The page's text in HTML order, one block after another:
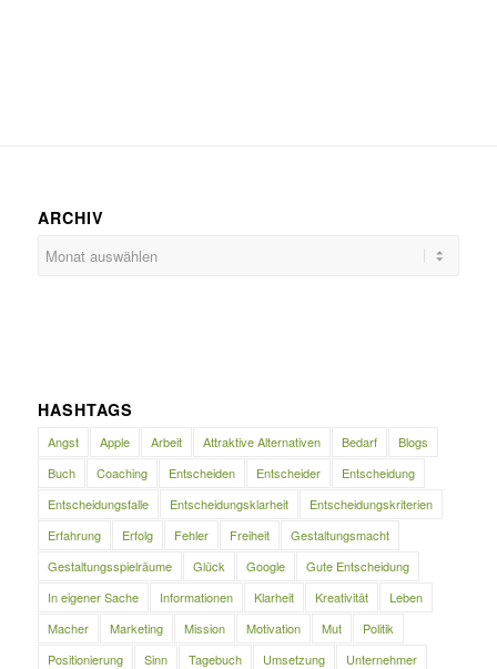
ARCHIV
HASHTAGS
Angst Apple Arbeit Attraktive Alternativen Bedarf
Blogs
Buch
Coaching Entscheiden Entscheider
Entscheidung
Entscheidungsfalle
Entscheidungsklarheit
Entscheidungskriterien
Erfahrung
Erfolg Fehler Freiheit
Gestaltungsmacht
Gestaltungsspielräume
Glück Google
Gute Entscheidung
In eigener Sache
Informationen Klarheit Kreativität
Leben
Macher
Marketing Mission Motivation Mut
Politik
Positionierung
Sinn Tagebuch Umsetzung Unternehmer